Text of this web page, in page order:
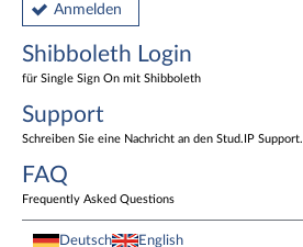
Anmelden
Shibboleth Login
für Single Sign On mit Shibboleth
Support
Schreiben Sie eine Nachricht an den Stud.IP Support.
FAQ
Frequently Asked Questions
Deutsch English